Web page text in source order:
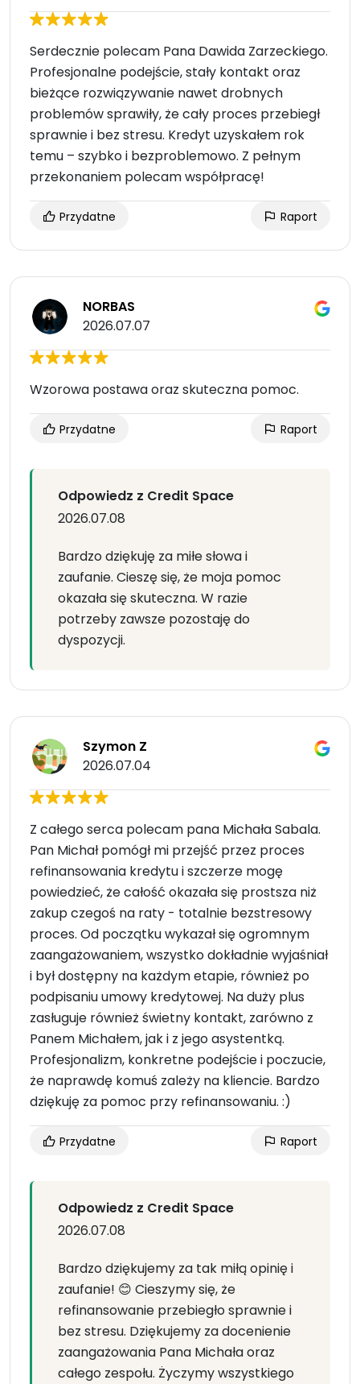
Serdecznie polecam Pana Dawida Zarzeckiego.
Profesjonalne podejście, stały kontakt oraz
bieżące rozwiązywanie nawet drobnych
problemów sprawiły, że cały proces przebiegł
sprawnie i bez stresu. Kredyt uzyskałem rok
temu – szybko i bezproblemowo. Z pełnym
przekonaniem polecam współpracę!
Przydatne Raport
NORBAS
2026.07.07
Wzorowa postawa oraz skuteczna pomoc.
Przydatne Raport
Odpowiedz z Credit Space
2026.07.08
Bardzo dziękuję za miłe słowa i
zaufanie. Cieszę się, że moja pomoc
okazała się skuteczna. W razie
potrzeby zawsze pozostaję do
dyspozycji.
Szymon Z
2026.07.04
Z całego serca polecam pana Michała Sabala.
Pan Michał pomógł mi przejść przez proces
refinansowania kredytu i szczerze mogę
powiedzieć, że całość okazała się prostsza niż
zakup czegoś na raty - totalnie bezstresowy
proces. Od początku wykazał się ogromnym
zaangażowaniem, wszystko dokładnie wyjaśniał
i był dostępny na każdym etapie, również po
podpisaniu umowy kredytowej. Na duży plus
zasługuje również świetny kontakt, zarówno z
Panem Michałem, jak i z jego asystentką.
Profesjonalizm, konkretne podejście i poczucie,
że naprawdę komuś zależy na kliencie. Bardzo
dziękuję za pomoc przy refinansowaniu. :)
Przydatne Raport
Odpowiedz z Credit Space
2026.07.08
Bardzo dziękujemy za tak miłą opinię i
zaufanie! 😊 Cieszymy się, że
refinansowanie przebiegło sprawnie i
bez stresu. Dziękujemy za docenienie
zaangażowania Pana Michała oraz
całego zespołu. Życzymy wszystkiego